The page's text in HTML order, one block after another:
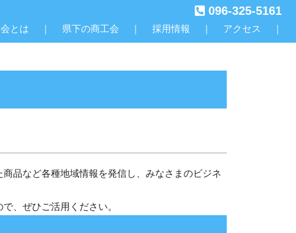
096-325-5161
とは 県下の商工会 採用情報 アクセス
品など各種地域情報を発信し、みなさまのビジネ
、ぜひご活用ください。